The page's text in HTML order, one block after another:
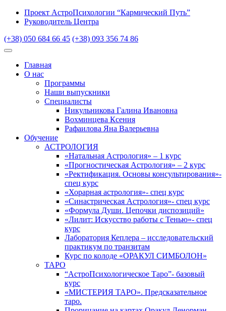
Проект АстроПсихологии “Кармический Путь”
Руководитель Центра
(+38) 050 684 66 45 (+38) 093 356 74 86
Главная
О нас
Программы
Наши выпускники
Специалисты
Никульникова Галина Ивановна
Вохминцева Ксения
Рафаилова Яна Валерьевна
Обучение
АСТРОЛОГИЯ
«Натальная Астрология» – 1 курс
«Прогностическая Астрология» – 2 курс
«Ректификация. Основы консультирования»-
спец курс
«Хорарная астрология»- спец курс
«Синастрическая Астрология»- спец курс
«Формула Души. Цепочки диспозиций»
«Лилит: Искусство работы с Тенью»- спец
курс
Лаборатория Кеплера – исследовательский
практикум по транзитам
Курс по колоде «ОРАКУЛ СИМБОЛОН»
ТАРО
“АстроПсихологическое Таро”- базовый
курс
«МИСТЕРИЯ ТАРО». Предсказательное
таро.